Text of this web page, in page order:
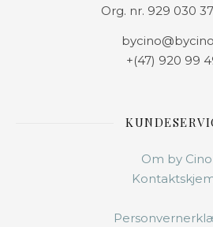
Org. nr. 929 030
+(47) 920 99
Om by Cino